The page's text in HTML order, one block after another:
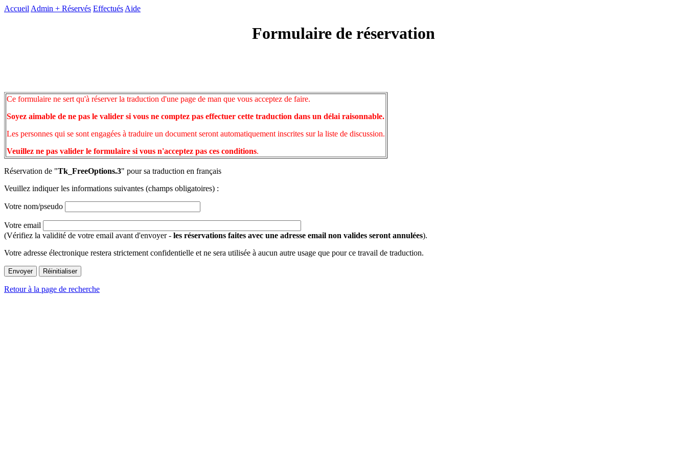
Accueil Admin + Réservés Effectués Aide
Formulaire de réservation
Ce formulaire ne sert qu'à réserver la traduction d'une page de man que vous acceptez de faire.
Soyez aimable de ne pas le valider si vous ne comptez pas effectuer cette traduction dans un délai raisonnable.
Les personnes qui se sont engagées à traduire un document seront automatiquement inscrites sur la liste de discussion.
Veuillez ne pas valider le formulaire si vous n'acceptez pas ces conditions.
Réservation de "Tk_FreeOptions.3" pour sa traduction en français
Veuillez indiquer les informations suivantes (champs obligatoires) :
Votre nom/pseudo
Votre email
(Vérifiez la validité de votre email avant d'envoyer - les réservations faites avec une adresse email non valides seront annulées).
Votre adresse électronique restera strictement confidentielle et ne sera utilisée à aucun autre usage que pour ce travail de traduction.
Retour à la page de recherche